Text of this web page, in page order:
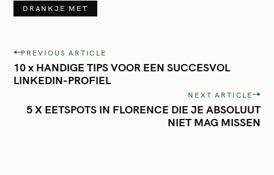
DRANKJE MET
P
o
PREVIOUS ARTICLE
10 x HANDIGE TIPS VOOR EEN SUCCESVOL
LINKEDIN-PROFIEL
NEXT ARTICLE
5 X EETSPOTS IN FLORENCE DIE JE ABSOLUUT
NIET MAG MISSEN